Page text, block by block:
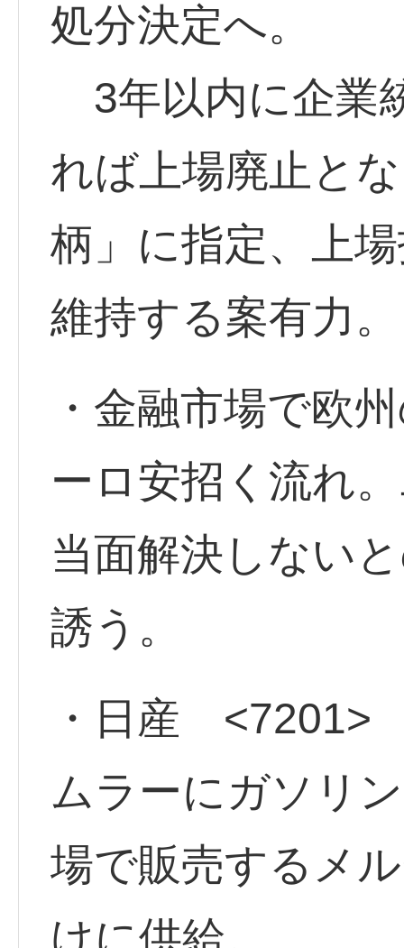
処分決定へ。
3年以内に企業
れば上場廃止と
柄」に指定、上
維持する案有力。
・金融市場で欧
ーロ安招く流れ
当面解決しない
誘う。
・日産 <7201>
ムラーにガソリ
場で販売するメ
けに供給。